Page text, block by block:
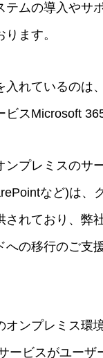
テムの導入やサ
ます。
入れているのは
ビスMicrosoft
ンプレミスのサ
など)は、
されており、弊
への移行のご支
オンプレミス環
ービスがユーザ